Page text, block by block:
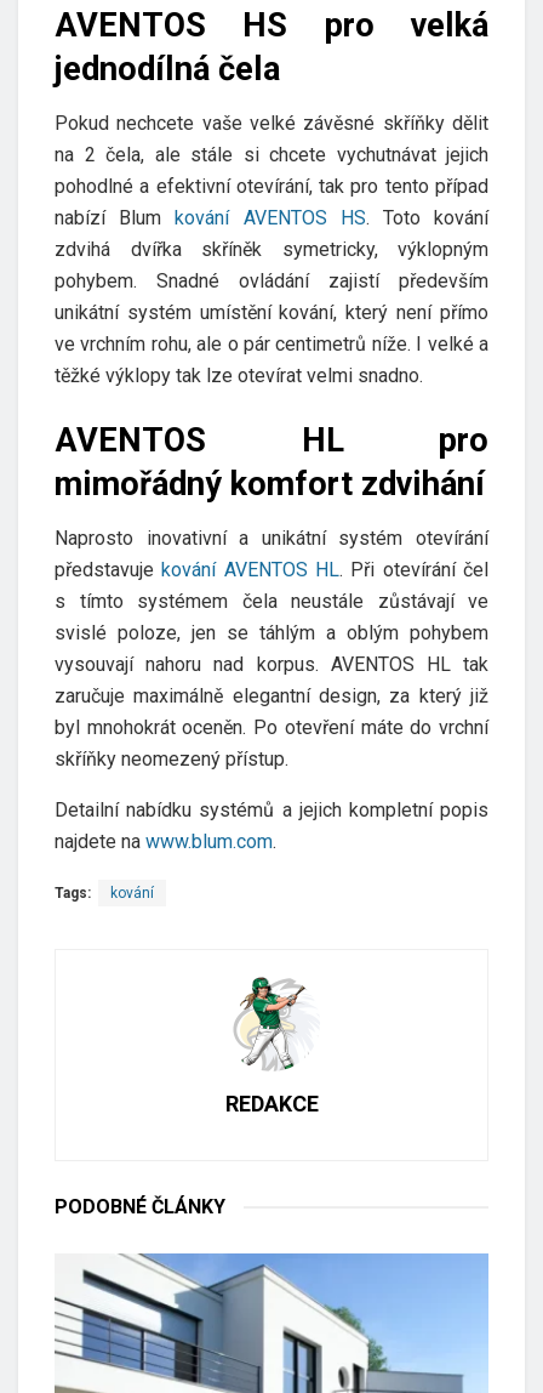
AVENTOS HS pro velká
jednodílná čela
Pokud nechcete vaše velké závěsné skříňky dělit
na 2 čela, ale stále si chcete vychutnávat jejich
pohodlné a efektivní otevírání, tak pro tento případ
nabízí Blumkování AVENTOS HS. Toto kování
zdvihá dvířka skříněk symetricky, výklopným
pohybem. Snadné ovládání zajistí především
unikátní systém umístění kování, který není přímo
ve vrchním rohu, ale o pár centimetrů níže. I velké a
těžké výklopy tak lze otevírat velmi snadno.
AVENTOS HL pro
mimořádný komfort zdvihání
Naprosto inovativní a unikátní systém otevírání
představujekování AVENTOS HL. Při otevírání čel
s tímto systémem čela neustále zůstávají ve
svislé poloze, jen se táhlým a oblým pohybem
vysouvají nahoru nad korpus. AVENTOS HL tak
zaručuje maximálně elegantní design, za který již
byl mnohokrát oceněn. Po otevření máte do vrchní
skříňky neomezený přístup.
Detailní nabídku systémů a jejich kompletní popis
najdete na www.blum.com.
Tags: kování
REDAKCE
PODOBNÉ ČLÁNKY